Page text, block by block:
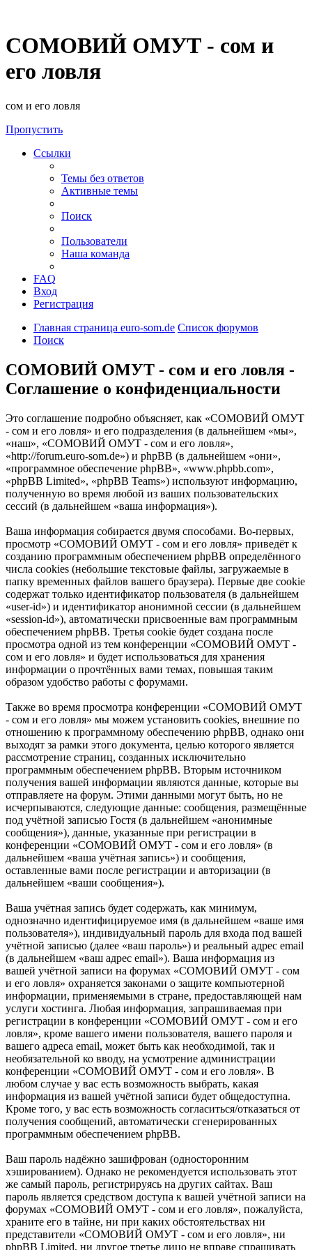
СОМОВИЙ ОМУТ - сом и
его ловля
сом и его ловля
Пропустить
Ссылки
Темы без ответов
Активные темы
Поиск
Пользователи
Наша команда
FAQ
Вход
Регистрация
Главная страница euro-som.de Список форумов
Поиск
СОМОВИЙ ОМУТ - сом и его ловля -
Соглашение о конфиденциальности
Это соглашение подробно объясняет, как «СОМОВИЙ ОМУТ
- сом и его ловля» и его подразделения (в дальнейшем «мы»,
«наш», «СОМОВИЙ ОМУТ - сом и его ловля»,
«http://forum.euro-som.de») и phpBB (в дальнейшем «они»,
«программное обеспечение phpBB», «www.phpbb.com»,
«phpBB Limited», «phpBB Teams») используют информацию,
полученную во время любой из ваших пользовательских
сессий (в дальнейшем «ваша информация»).
Ваша информация собирается двумя способами. Во-первых,
просмотр «СОМОВИЙ ОМУТ - сом и его ловля» приведёт к
созданию программным обеспечением phpBB определённого
числа cookies (небольшие текстовые файлы, загружаемые в
папку временных файлов вашего браузера). Первые две cookie
содержат только идентификатор пользователя (в дальнейшем
«user-id») и идентификатор анонимной сессии (в дальнейшем
«session-id»), автоматически присвоенные вам программным
обеспечением phpBB. Третья cookie будет создана после
просмотра одной из тем конференции «СОМОВИЙ ОМУТ -
сом и его ловля» и будет использоваться для хранения
информации о прочтённых вами темах, повышая таким
образом удобство работы с форумами.
Также во время просмотра конференции «СОМОВИЙ ОМУТ
- сом и его ловля» мы можем установить cookies, внешние по
отношению к программному обеспечению phpBB, однако они
выходят за рамки этого документа, целью которого является
рассмотрение страниц, созданных исключительно
программным обеспечением phpBB. Вторым источником
получения вашей информации являются данные, которые вы
отправляете на форум. Этими данными могут быть, но не
исчерпываются, следующие данные: сообщения, размещённые
под учётной записью Гостя (в дальнейшем «анонимные
сообщения»), данные, указанные при регистрации в
конференции «СОМОВИЙ ОМУТ - сом и его ловля» (в
дальнейшем «ваша учётная запись») и сообщения,
оставленные вами после регистрации и авторизации (в
дальнейшем «ваши сообщения»).
Ваша учётная запись будет содержать, как минимум,
однозначно идентифицируемое имя (в дальнейшем «ваше имя
пользователя»), индивидуальный пароль для входа под вашей
учётной записью (далее «ваш пароль») и реальный адрес email
(в дальнейшем «ваш адрес email»). Ваша информация из
вашей учётной записи на форумах «СОМОВИЙ ОМУТ - сом
и его ловля» охраняется законами о защите компьютерной
информации, применяемыми в стране, предоставляющей нам
услуги хостинга. Любая информация, запрашиваемая при
регистрации в конференции «СОМОВИЙ ОМУТ - сом и его
ловля», кроме вашего имени пользователя, вашего пароля и
вашего адреса email, может быть как необходимой, так и
необязательной ко вводу, на усмотрение администрации
конференции «СОМОВИЙ ОМУТ - сом и его ловля». В
любом случае у вас есть возможность выбрать, какая
информация из вашей учётной записи будет общедоступна.
Кроме того, у вас есть возможность согласиться/отказаться от
получения сообщений, автоматически сгенерированных
программным обеспечением phpBB.
Ваш пароль надёжно зашифрован (односторонним
хэшированием). Однако не рекомендуется использовать этот
же самый пароль, регистрируясь на других сайтах. Ваш
пароль является средством доступа к вашей учётной записи на
форумах «СОМОВИЙ ОМУТ - сом и его ловля», пожалуйста,
храните его в тайне, ни при каких обстоятельствах ни
представители «СОМОВИЙ ОМУТ - сом и его ловля», ни
phpBB Limited, ни другое третье лицо не вправе спрашивать